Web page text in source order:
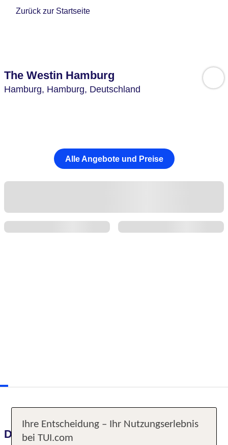
Zurück zur Startseite
The Westin Hamburg
Hamburg, Hamburg, Deutschland
Alle Angebote und Preise
Das erwartet Sie
Ihre Entscheidung – Ihr Nutzungserlebnis
bei TUI.com